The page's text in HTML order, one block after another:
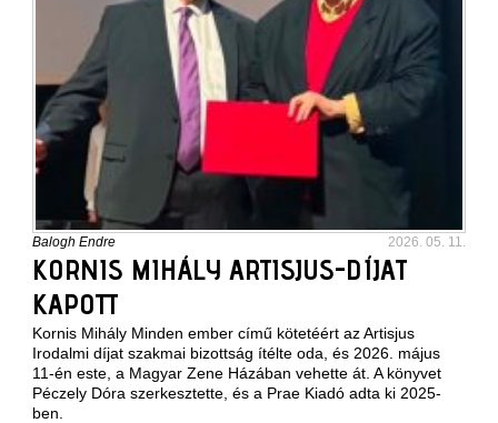
Balogh Endre 2026. 05. 11.
KORNIS MIHÁLY ARTISJUS-DÍJAT
KAPOTT
Kornis Mihály Minden ember című kötetéért az Artisjus
Irodalmi díjat szakmai bizottság ítélte oda, és 2026. május
11-én este, a Magyar Zene Házában vehette át. A könyvet
Péczely Dóra szerkesztette, és a Prae Kiadó adta ki 2025-
ben.